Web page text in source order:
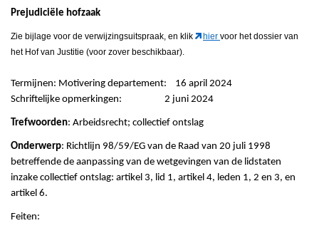
Prejudiciële hofzaak
Zie bijlage voor de verwijzingsuitspraak, en klik hier voor het dossier van
het Hof van Justitie (voor zover beschikbaar).
Termijnen: Motivering departement: 16 april 2024
Schriftelijke opmerkingen: 2 juni 2024
Trefwoorden: Arbeidsrecht; collectief ontslag
Onderwerp: Richtlijn 98/59/EG van de Raad van 20 juli 1998
betreffende de aanpassing van de wetgevingen van de lidstaten
inzake collectief ontslag: artikel 3, lid 1, artikel 4, leden 1, 2 en 3, en
artikel 6.
Feiten: